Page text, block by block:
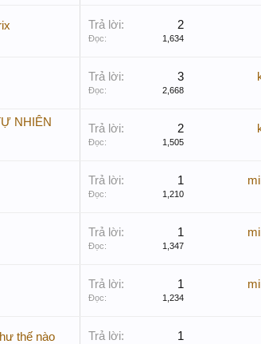
Trả lời: 2
Đọc: 1,634
Trả lời: 3
Đọc: 2,668
NHIÊN
Trả lời: 2
Đọc: 1,505
Trả lời: 1
Đọc: 1,210
Trả lời: 1
Đọc: 1,347
Trả lời: 1
Đọc: 1,234
thế nào Trả lời: 1